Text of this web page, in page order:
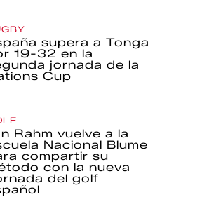
supera a Tonga
19-32 en la
jornada de la
Cup
Rahm vuelve a la
Nacional Blume
compartir su
con la nueva
del golf